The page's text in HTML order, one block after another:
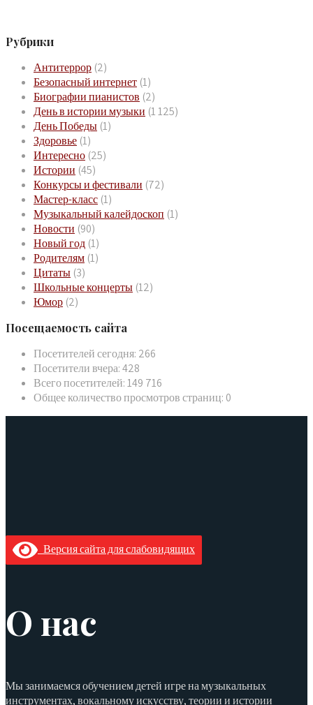
Рубрики
Антитеррор (2)
Безопасный интернет (1)
Биографии пианистов (2)
День в истории музыки (1 125)
День Победы (1)
Здоровье (1)
Интересно (25)
Истории (45)
Конкурсы и фестивали (72)
Мастер-класс (1)
Музыкальный калейдоскоп (1)
Новости (90)
Новый год (1)
Родителям (1)
Цитаты (3)
Школьные концерты (12)
Юмор (2)
Посещаемость сайта
Посетителей сегодня: 266
Посетители вчера:428
Всего посетителей:149 716
Общее количество просмотров страниц: 0
Версия сайта для слабовидящих
О нас
Мы занимаемся обучением детей игре на музыкальных
инструментах, вокальному искусству, теории и истории